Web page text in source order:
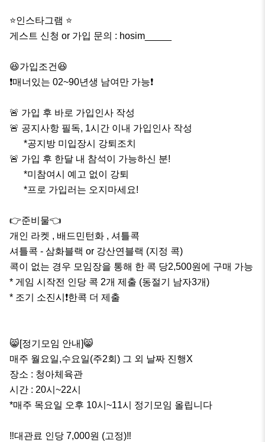
⭐️인스타그램 ⭐️
게스트 신청 or 가입 문의 : hosim_____
😆가입조건😆
❗️매너있는 02~90년생 남여만 가능❗️
🚨 가입 후 바로 가입인사 작성
🚨 공지사항 필독, 1시간 이내 가입인사 작성
🚨 가입 후 한달 내 참석이 가능하신 분!
👉준비물👈
개인 라켓 , 배드민턴화 , 셔틀콕
셔틀콕 - 삼화블랙 or 강산연블랙 (지정 콕)
콕이 없는 경우 모임장을 통해 한 콕 당2,500원에 구매 가능
* 게임 시작전 인당 콕 2개 제출 (동절기 남자3개)
* 조기 소진시❗️한콕 더 제출
😸[정기모임 안내]😸
매주 월요일,수요일(주2회) 그 외 날짜 진행X
장소 : 청아체육관
시간 : 20시~22시
*매주 목요일 오후 10시~11시 정기모임 올립니다
‼️대관료 인당 7,000원 (고정)‼️